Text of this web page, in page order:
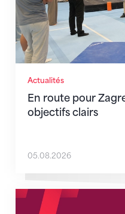
Actualités
En route pour
objectifs clairs
05.08.2026
Nouveaux horaires du